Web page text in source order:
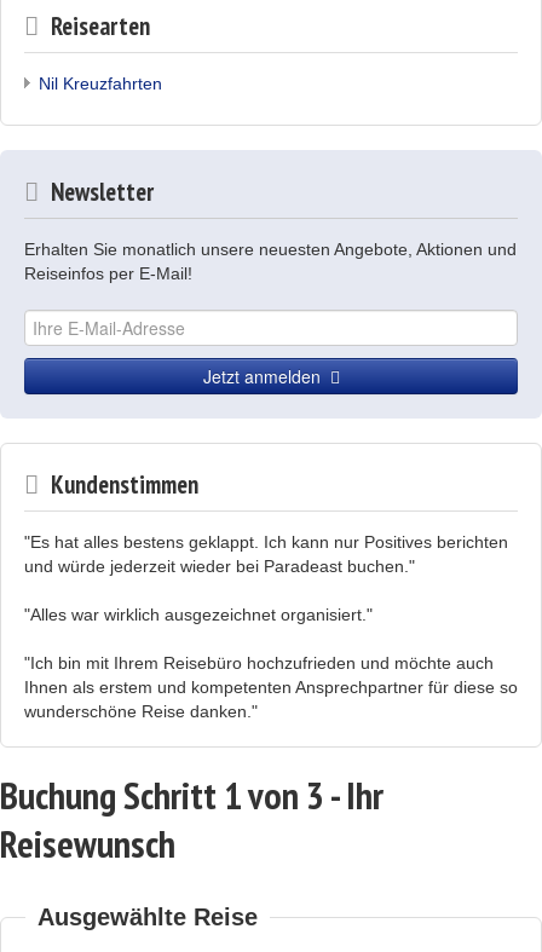
Reisearten
Nil Kreuzfahrten
Newsletter
Erhalten Sie monatlich unsere neuesten Angebote, Aktionen und
Reiseinfos per E-Mail!
Jetzt anmelden
Kundenstimmen
"Es hat alles bestens geklappt. Ich kann nur Positives berichten
und würde jederzeit wieder bei Paradeast buchen."
"Alles war wirklich ausgezeichnet organisiert."
"Ich bin mit Ihrem Reisebüro hochzufrieden und möchte auch
Ihnen als erstem und kompetenten Ansprechpartner für diese so
wunderschöne Reise danken."
Buchung Schritt 1 von 3 - Ihr
Reisewunsch
Ausgewählte Reise